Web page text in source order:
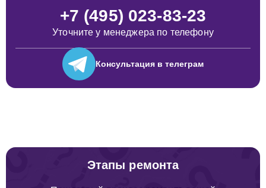
+7 (495) 023-83-23
Уточните у менеджера по телефону
Консультация в телеграм
Этапы ремонта